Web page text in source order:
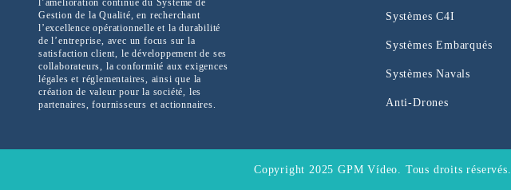
l’amélioration continue du Système de
Gestion de la Qualité, en recherchant
l’excellence opérationnelle et la durabilité
de l’entreprise, avec un focus sur la
satisfaction client, le développement de ses
collaborateurs, la conformité aux exigences
légales et réglementaires, ainsi que la
création de valeur pour la société, les
partenaires, fournisseurs et actionnaires.
Systèmes C4I
Systèmes Embarqués
Systèmes Navals
Anti-Drones
Copyright 2025 GPM Vídeo. Tous droits réservés.